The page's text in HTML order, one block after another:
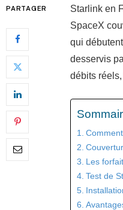
PARTAGER
Starlink en
SpaceX
qui
desservis
débits
Les
Test de